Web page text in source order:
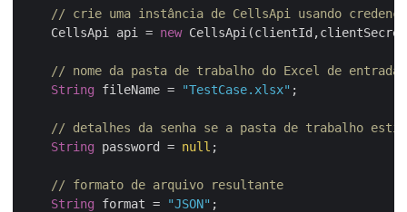
// crie uma instância de CellsApi usando
    CellsApi api =
new
// nome da pasta de trabalho do Excel de entrada
String fileName = "TestCase.xlsx" ;
// detalhes da senha se a pasta de trabalho
String password = null ;
// formato de arquivo resultante
String format = "JSON" ;